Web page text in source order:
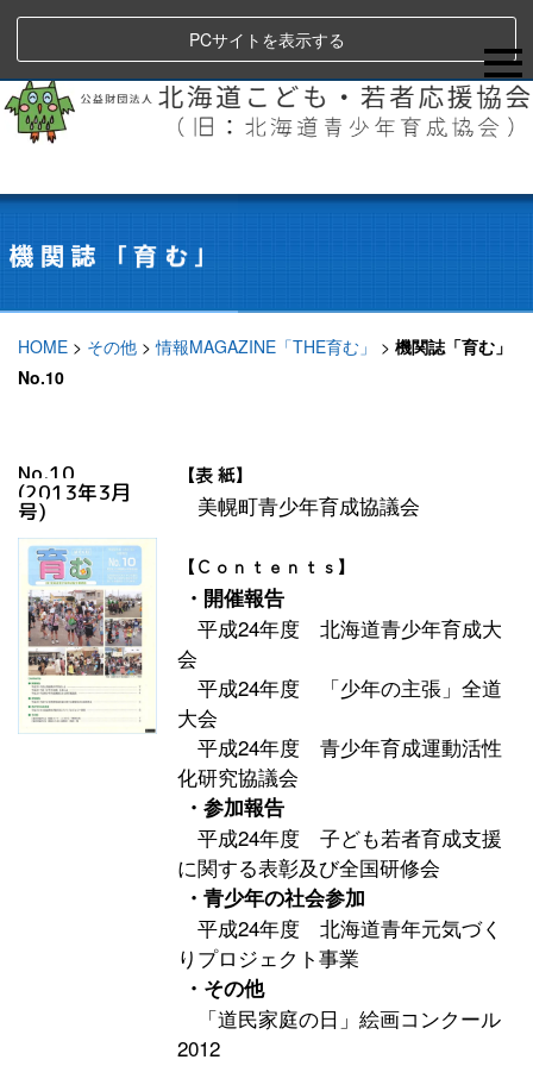
PCサイトを表示する
HOME > その他 >情報MAGAZINE「THE育む」 > 機関誌「育む」
No.10
No.10
(2013年3月
号)
【表 紙】
美幌町青少年育成協議会
【Ｃｏｎｔｅｎｔｓ】
・開催報告
平成24年度 北海道青少年育成大
会
平成24年度 「少年の主張」全道
大会
平成24年度 青少年育成運動活性
化研究協議会
・参加報告
平成24年度 子ども若者育成支援
に関する表彰及び全国研修会
・青少年の社会参加
平成24年度 北海道青年元気づく
りプロジェクト事業
・その他
「道民家庭の日」絵画コンクール
2012